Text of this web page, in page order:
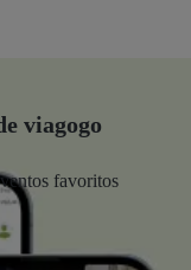
viagogo
favoritos